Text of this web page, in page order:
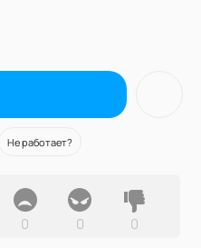
Не работает?
0 0 0